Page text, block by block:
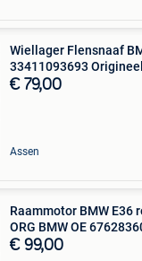
Wiellager Flensnaaf
33411093693
€ 79,00
Assen
Raammotor BMW E36
ORG BMW OE
€ 99,00